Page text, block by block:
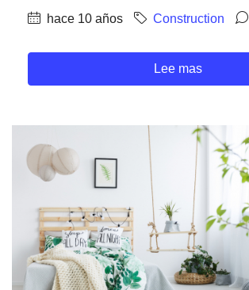
hace 10 años Construction
Lee mas